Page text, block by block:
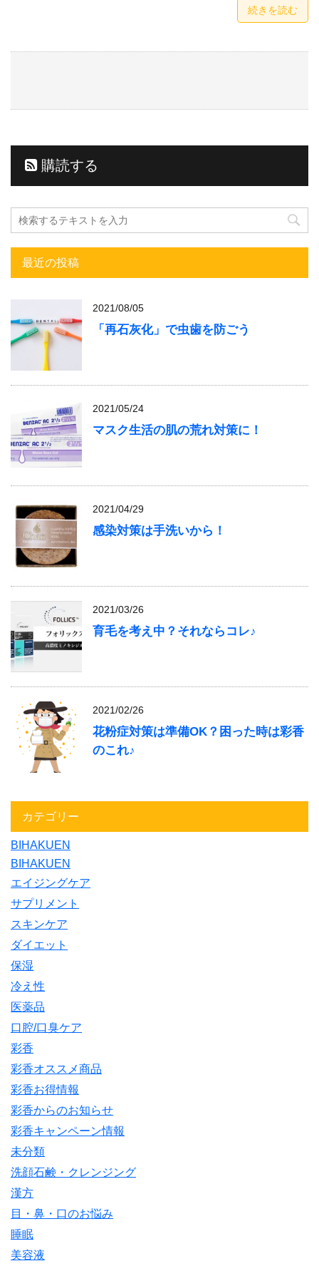
続きを読む
購読する
最近の投稿
2021/08/05
「再石灰化」で虫歯を防ごう
2021/05/24
マスク生活の肌の荒れ対策に！
2021/04/29
感染対策は手洗いから！
2021/03/26
育毛を考え中？それならコレ♪
2021/02/26
花粉症対策は準備OK？困った時は彩香
のこれ♪
カテゴリー
BIHAKUEN
BIHAKUEN
エイジングケア
サプリメント
スキンケア
ダイエット
保湿
冷え性
医薬品
口腔/口臭ケア
彩香
彩香オススメ商品
彩香お得情報
彩香からのお知らせ
彩香キャンペーン情報
未分類
洗顔石鹸・クレンジング
漢方
目・鼻・口のお悩み
睡眠
美容液